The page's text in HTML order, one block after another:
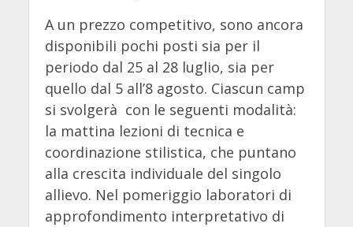
A un prezzo competitivo, sono ancora
disponibili pochi posti sia per il
periodo dal 25 al 28 luglio, sia per
quello dal 5 all’8 agosto. Ciascun camp
si svolgerà con le seguenti modalità:
la mattina lezioni di tecnica e
coordinazione stilistica, che puntano
alla crescita individuale del singolo
allievo. Nel pomeriggio laboratori di
approfondimento interpretativo di